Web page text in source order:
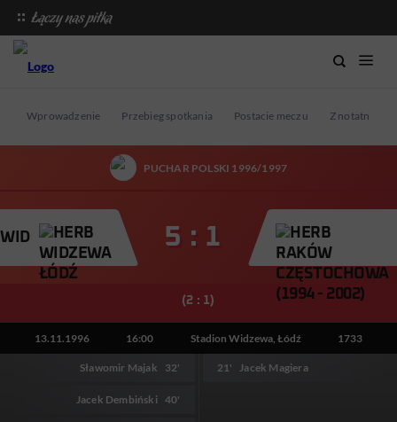
Wprowadzenie Przebieg spotkania Postacie meczu Z notatnika
PUCHAR POLSKI 1996/1997
WID 5 : 1
(2 : 1)
13.11.1996 16:00 Stadion Widzewa, Łódź 1733
Sławomir Majak 32'
Jacek Dembiński 40'
Jacek Magiera
21'